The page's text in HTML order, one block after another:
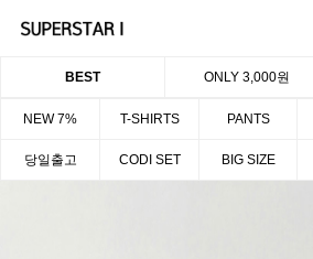
BEST ONLY 3,000원
NEW 7% T-SHIRTS PANTS
당일출고 CODI SET BIG SIZE